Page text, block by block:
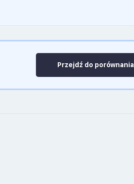
Przejdź do porównania